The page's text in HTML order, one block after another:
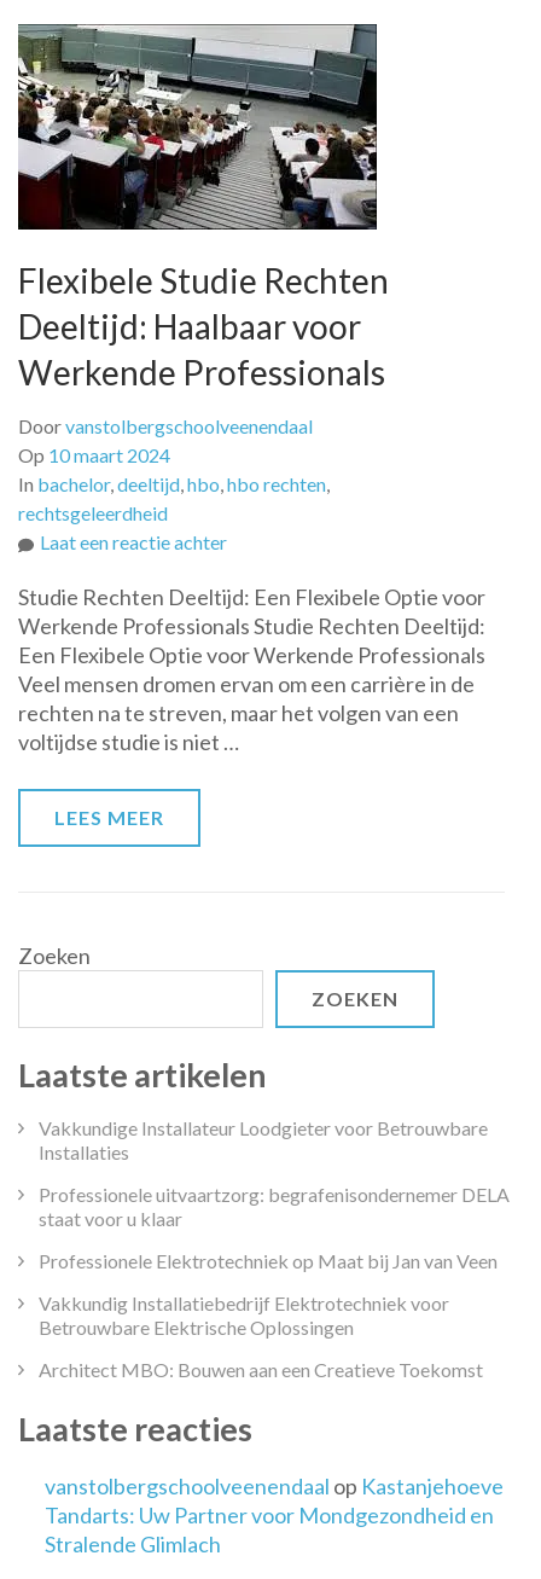
Flexibele Studie Rechten
Deeltijd: Haalbaar voor
Werkende Professionals
Doorvanstolbergschoolveenendaal
Op 10 maart 2024
In bachelor,deeltijd,hbo,hbo rechten,
rechtsgeleerdheid
Laat een reactie achterop
Studie
Rechten
Deeltijd:
Haalbaar
voor
Werkende
Studie Rechten Deeltijd: Een Flexibele Optie voor
Werkende Professionals Studie Rechten Deeltijd:
Een Flexibele Optie voor Werkende Professionals
Veel mensen dromen ervan om een carrière in de
rechten na te streven, maar het volgen van een
voltijdse studie is niet …
LEES MEER
Zoeken
ZOEKEN
Laatste artikelen
Vakkundige Installateur Loodgieter voor Betrouwbare
Installaties
Professionele uitvaartzorg: begrafenisondernemer DELA
staat voor u klaar
Professionele Elektrotechniek op Maat bij Jan van Veen
Vakkundig Installatiebedrijf Elektrotechniek voor
Betrouwbare Elektrische Oplossingen
Architect MBO: Bouwen aan een Creatieve Toekomst
Laatste reacties
vanstolbergschoolveenendaal op Kastanjehoeve
Tandarts: Uw Partner voor Mondgezondheid en
Stralende Glimlach